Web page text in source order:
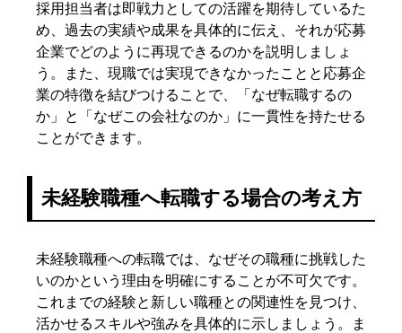
採用担当者は即戦力としての活躍を期待しているた
め、過去の実績や成果を具体的に伝え、それが応募
企業でどのように再現できるのかを説明しましょ
う。また、現職では実現できなかったことと応募企
業の特徴を結びつけることで、「なぜ転職するの
か」と「なぜこの会社なのか」に一貫性を持たせる
ことができます。
未経験職種へ転職する場合の考え方
未経験職種への転職では、なぜその職種に挑戦した
いのかという理由を明確にすることが不可欠です。
これまでの経験と新しい職種との関連性を見つけ、
活かせるスキルや強みを具体的に示しましょう。ま